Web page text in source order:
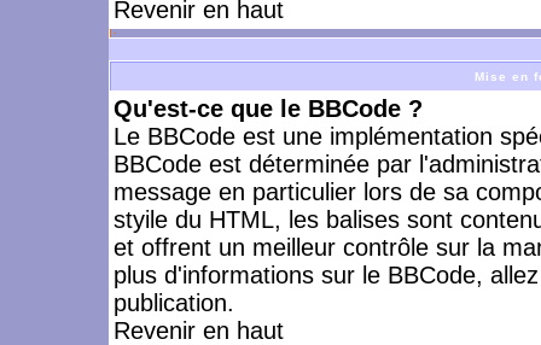
Revenir en haut
Mise en
Qu'est-ce que le BBCode ?
Le BBCode est une implémentation
BBCode est déterminée par
message en particulier lors de sa
styile du HTML, les balises sont
et offrent un meilleur contrôle sur la
plus d'informations sur le BBCode,
publication.
Revenir en haut